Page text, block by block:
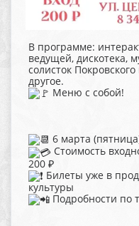
В программе:
ведущей, дискотека,
солисток
другое.
Меню с собой!
6 марта
Стоимость
200 ₽
Билеты уже в
культуры
Подробности по